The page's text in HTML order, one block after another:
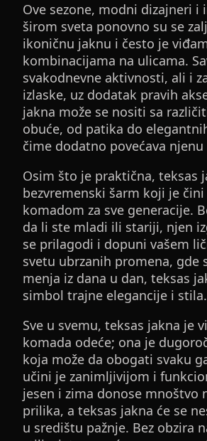
Ove sezone, modni dizajneri i
širom sveta ponovno su se
ikoničnu jaknu i često je
kombinacijama na ulicama.
svakodnevne aktivnosti, ali i
izlaske, uz dodatak pravih
jakna može se nositi sa
obuće, od patika do
čime dodatno povećava
Osim što je praktična, teksas
bezvremenski šarm koji je
komadom za sve generacije.
da li ste mladi ili stariji, njen
se prilagodi i dopuni vašem
svetu ubrzanih promena, gde
menja iz dana u dan, teksas
simbol trajne elegancije i stila.
Sve u svemu, teksas jakna je
komada odeće; ona je
koja može da obogati svaku
učini je zanimljivijom i
jesen i zima donose mnoštvo
prilika, a teksas jakna će se
u središtu pažnje. Bez obzira